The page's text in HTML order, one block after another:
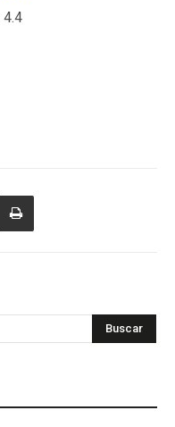
4.4
Buscar